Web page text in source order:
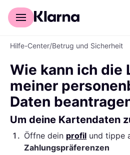
Für Shopper
Hilfe-Center/Betrug und Sicherheit
Wie kann ich die
meiner
Daten
Um deine Kartendaten
1 . Öffne dein profil und tippe
Zahlungspräferenzen